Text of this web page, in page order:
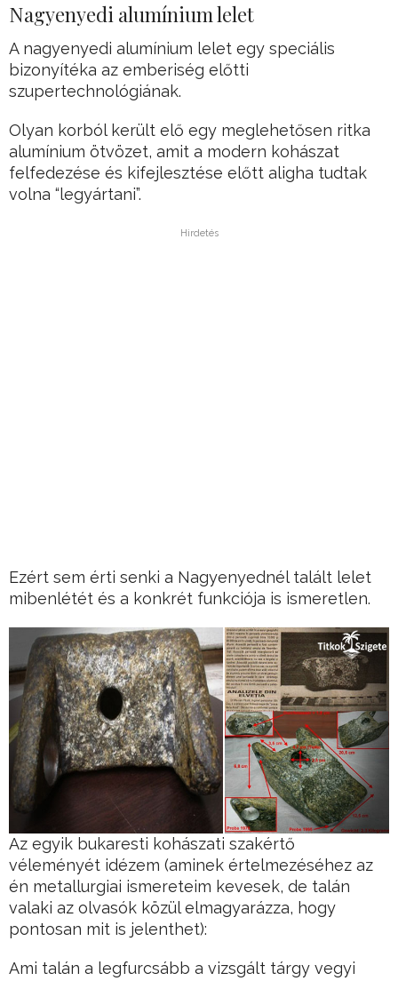
Nagyenyedi alumínium lelet
A nagyenyedi alumínium lelet egy speciális
bizonyítéka az emberiség előtti
szupertechnológiának.
Olyan korból került elő egy meglehetősen ritka
alumínium ötvözet, amit a modern kohászat
felfedezése és kifejlesztése előtt aligha tudtak
volna “legyártani”.
Hirdetés
Ezért sem érti senki a Nagyenyednél talált lelet
mibenlétét és a konkrét funkciója is ismeretlen.
Az egyik bukaresti kohászati szakértő
véleményét idézem (aminek értelmezéséhez az
én metallurgiai ismereteim kevesek, de talán
valaki az olvasók közül elmagyarázza, hogy
pontosan mit is jelenthet):
Ami talán a legfurcsább a vizsgált tárgy vegyi